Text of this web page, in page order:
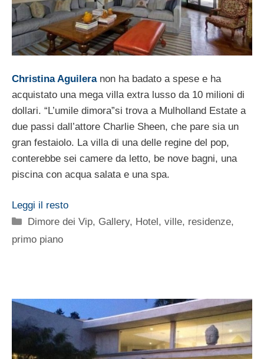
Christina Aguileranon ha badato a spese e ha
acquistato una mega villa extra lusso da 10 milioni di
dollari. “L’umile dimora”si trova a Mulholland Estate a
due passi dall’attore Charlie Sheen, che pare sia un
gran festaiolo. La villa di una delle regine del pop,
conterebbe sei camere da letto, be nove bagni, una
piscina con acqua salata e una spa.
Leggi il resto
Categorie
Dimore dei Vip, Gallery, Hotel, ville, residenze,
primo piano